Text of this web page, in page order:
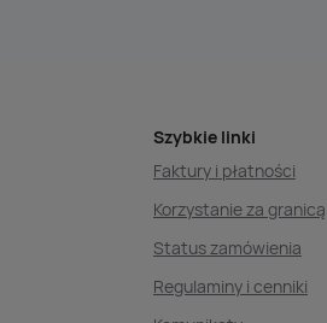
Szybkie linki
Faktury i płatności
Korzystanie za granicą
Status zamówienia
Regulaminy i cenniki